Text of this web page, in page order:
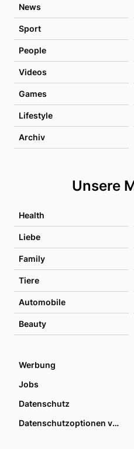
News
Sport
People
Videos
Games
Lifestyle
Archiv
Unsere
Health
Liebe
Family
Tiere
Automobile
Beauty
Werbung
Jobs
Datenschutz
Datenschutzoptionen verwalten